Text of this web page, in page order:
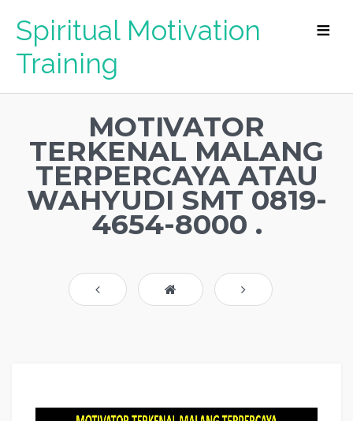
Spiritual Motivation
Training
MOTIVATOR
TERKENAL MALANG
TERPERCAYA ATAU
WAHYUDI SMT 0819-
4654-8000 .